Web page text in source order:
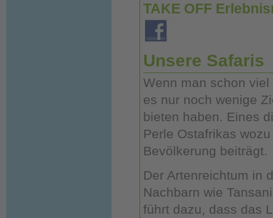
TAKE OFF
Unsere Safaris
Wenn man schon
es nur noch wenige
bieten haben. Eines
Perle Ostafrikas
Bevölkerung beiträgt.
Der Artenreichtum in
Nachbarn wie
führt dazu, dass das